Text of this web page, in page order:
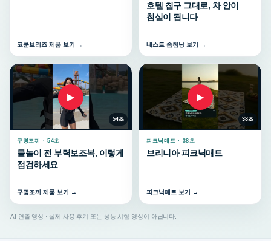
코쿤브리즈 제품 보기 →
호텔 침구 그대로, 차 안이
침실이 됩니다
네스트 솜침낭 보기 →
▶
54초
구명조끼 · 54초
물놀이 전 부력보조복, 이렇게
점검하세요
구명조끼 제품 보기 →
▶
38초
피크닉매트 · 38초
브리니아 피크닉매트
피크닉매트 보기 →
AI 연출 영상 · 실제 사용 후기 또는 성능 시험 영상이 아닙니다.